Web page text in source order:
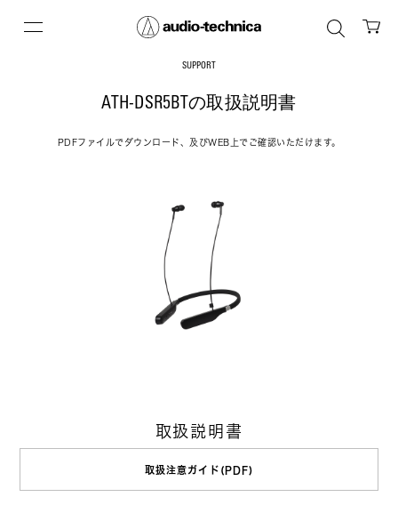
SUPPORT
ATH-DSR5BTの取扱説明書
PDFファイルでダウンロード、及びWEB上でご確認いただけます。
取扱説明書
取扱注意ガイド(PDF)